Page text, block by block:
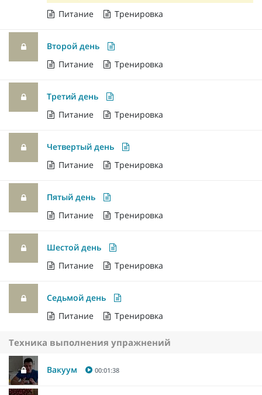
Питание Тренировка
Второй день
Питание
Тренировка
Третий день
Питание
Тренировка
Четвертый день
Питание
Тренировка
Пятый день
Питание
Тренировка
Шестой день
Питание
Тренировка
Седьмой день
Питание
Тренировка
Техника выполнения упражнений
Вакуум 00:01:38